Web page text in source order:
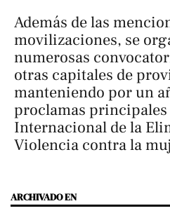
Además de las
movilizaciones, se
numerosas
otras capitales de
manteniendo por un
proclamas principales
Internacional de la
Violencia contra la
ARCHIVADO EN